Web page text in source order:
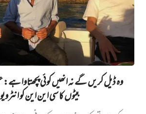
وہ ڈیل کریں گے نہ انھیں کوئی پچھتاوا
بیٹوں کا سی این این کو انٹرویو